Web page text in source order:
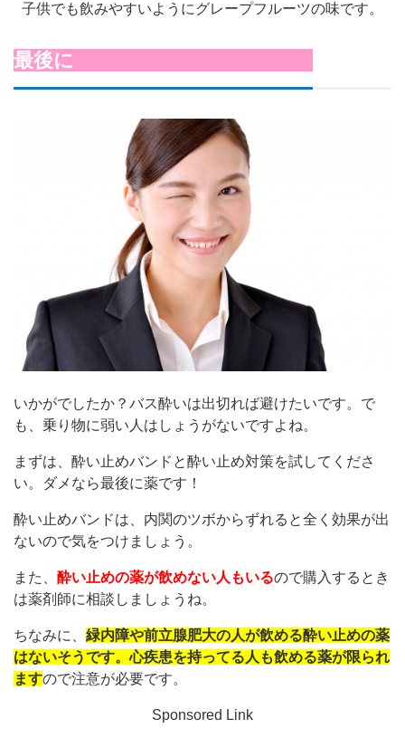
子供でも飲みやすいようにグレープフルーツの味です。
最後に
いかがでしたか？バス酔いは出切れば避けたいです。で
も、乗り物に弱い人はしょうがないですよね。
まずは、酔い止めバンドと酔い止め対策を試してくださ
い。ダメなら最後に薬です！
酔い止めバンドは、内関のツボからずれると全く効果が出
ないので気をつけましょう。
また、 酔い止めの薬が飲めない人もいるので購入するとき
は薬剤師に相談しましょうね。
ちなみに、 緑内障や前立腺肥大の人が飲める酔い止めの薬
はないそうです。心疾患を持ってる人も飲める薬が限られ
ますので注意が必要です。
Sponsored Link